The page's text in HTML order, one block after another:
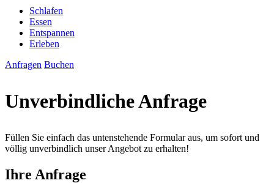
Schlafen
Essen
Entspannen
Erleben
Anfragen Buchen
Unverbindliche Anfrage
Füllen Sie einfach das untenstehende Formular aus, um sofort und
völlig unverbindlich unser Angebot zu erhalten!
Ihre Anfrage